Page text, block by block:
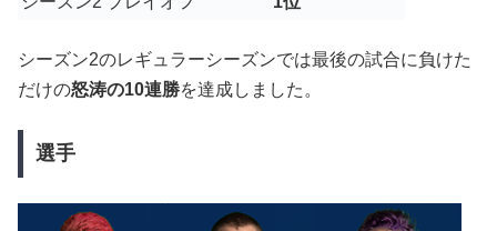
シーズン2のレギュラーシーズンでは最後の試合に負けた
だけの怒涛の10連勝を達成しました。
選手